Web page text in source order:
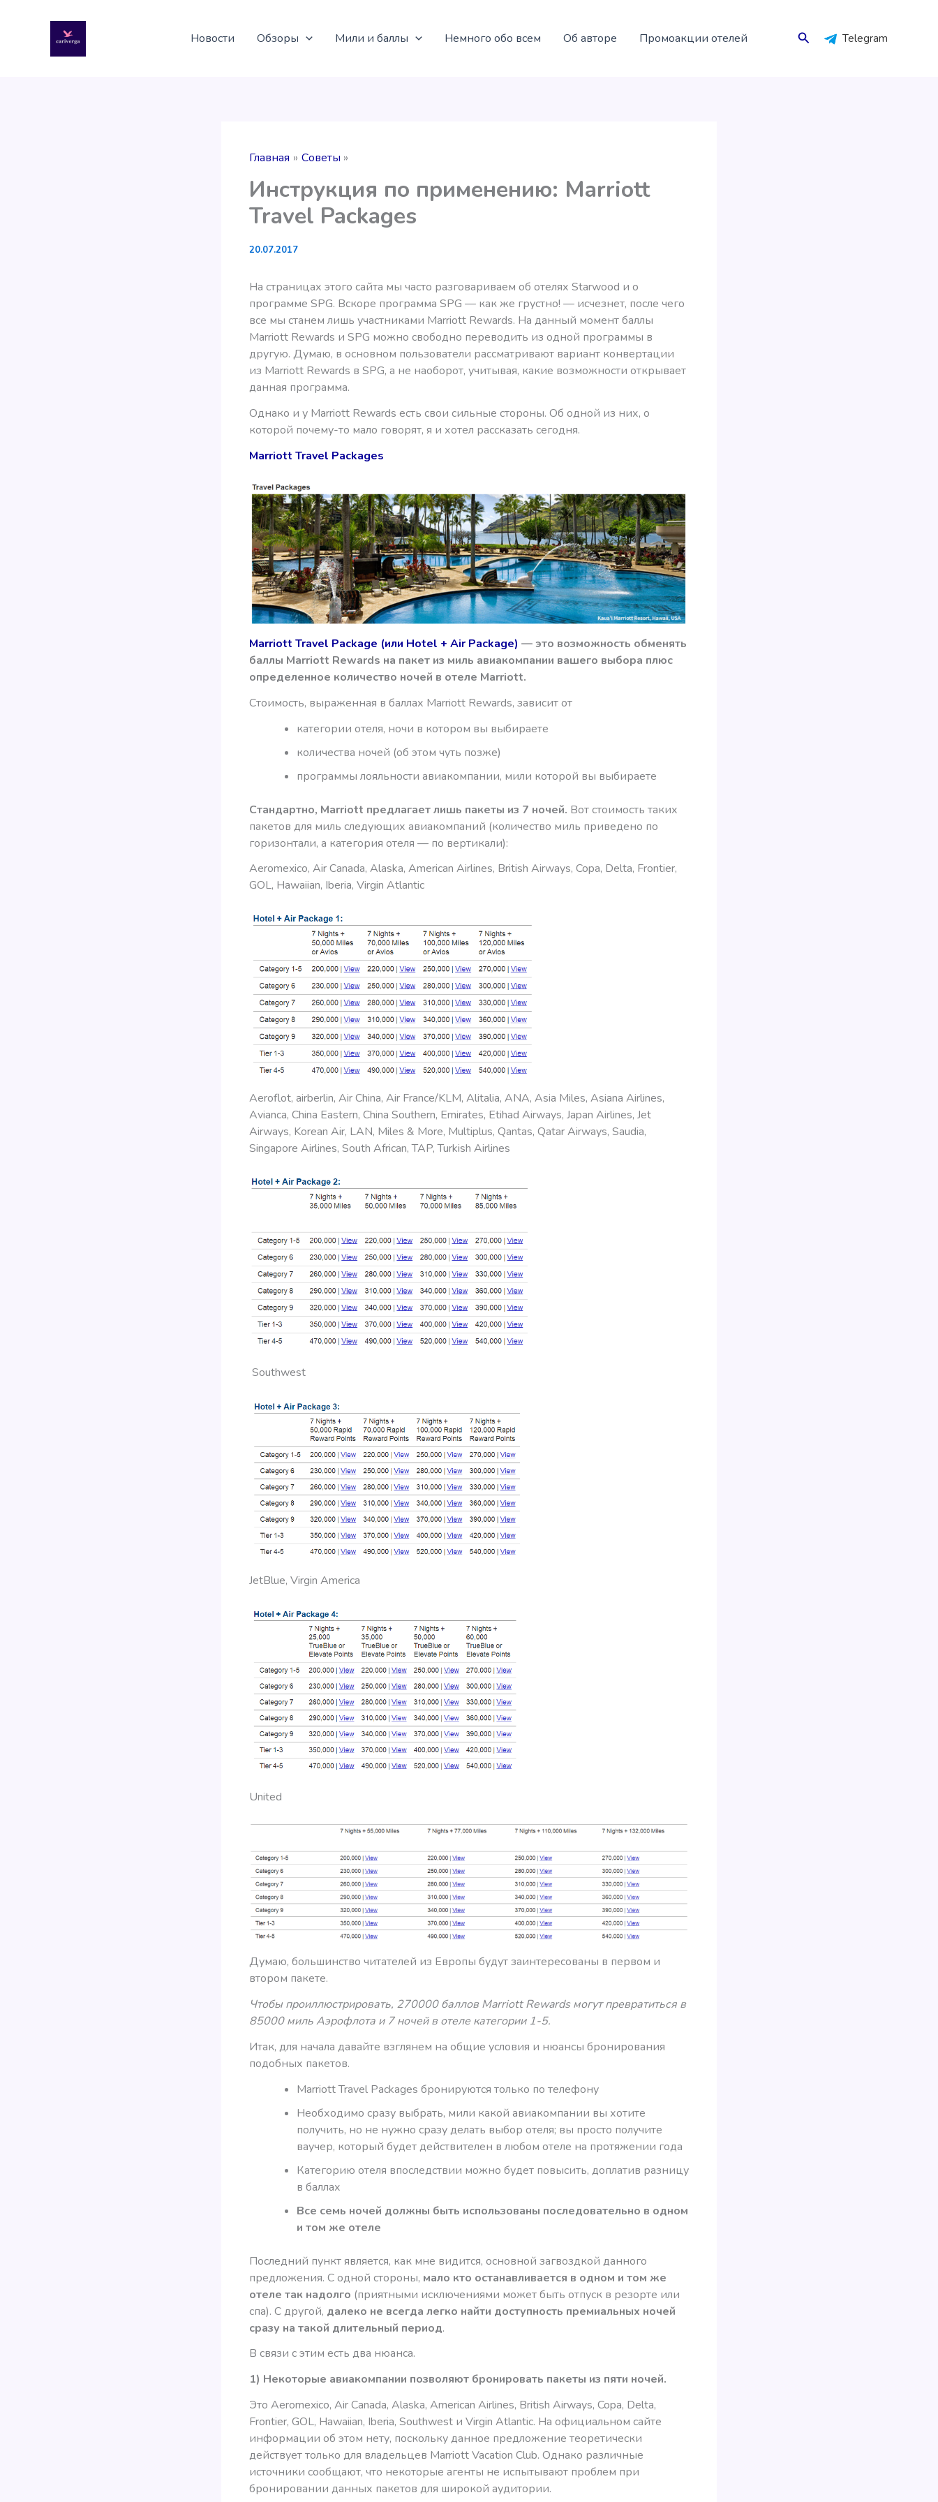
содержимому
Новости Обзоры Мили и баллы Немного обо всем Об авторе Промоакции отелей Поиск Telegram
Главная Советы
Инструкция по применению: Marriott
Travel Packages
20.07.2017
На страницах этого сайта мы часто разговариваем об отелях Starwood и о
программе SPG. Вскоре программа SPG — как же грустно! — исчезнет, после чего
все мы станем лишь участниками Marriott Rewards. На данный момент баллы
Marriott Rewards и SPG можно свободно переводить из одной программы в
другую. Думаю, в основном пользователи рассматривают вариант конвертации
из Marriott Rewards в SPG, а не наоборот, учитывая, какие возможности открывает
данная программа.
Однако и у Marriott Rewards есть свои сильные стороны. Об одной из них, о
которой почему-то мало говорят, я и хотел рассказать сегодня.
Marriott Travel Packages
Marriott Travel Package (или Hotel + Air Package) — это возможность обменять
баллы Marriott Rewards на пакет из миль авиакомпании вашего выбора плюс
определенное количество ночей в отеле Marriott.
Стоимость, выраженная в баллах Marriott Rewards, зависит от
категории отеля, ночи в котором вы выбираете
количества ночей (об этом чуть позже)
программы лояльности авиакомпании, мили которой вы выбираете
Стандартно, Marriott предлагает лишь пакеты из 7 ночей. Вот стоимость таких
пакетов для миль следующих авиакомпаний (количество миль приведено по
горизонтали, а категория отеля — по вертикали):
Aeromexico, Air Canada, Alaska, American Airlines, British Airways, Copa, Delta, Frontier,
GOL, Hawaiian, Iberia, Virgin Atlantic
Aeroflot, airberlin, Air China, Air France/KLM, Alitalia, ANA, Asia Miles, Asiana Airlines,
Avianca, China Eastern, China Southern, Emirates, Etihad Airways, Japan Airlines, Jet
Airways, Korean Air, LAN, Miles & More, Multiplus, Qantas, Qatar Airways, Saudia,
Singapore Airlines, South African, TAP, Turkish Airlines
Southwest
JetBlue, Virgin America
United
Думаю, большинство читателей из Европы будут заинтересованы в первом и
втором пакете.
Чтобы проиллюстрировать, 270000 баллов Marriott Rewards могут превратиться в
85000 миль Аэрофлота и 7 ночей в отеле категории 1-5.
Итак, для начала давайте взглянем на общие условия и нюансы бронирования
подобных пакетов.
Marriott Travel Packages бронируются только по телефону
Необходимо сразу выбрать, мили какой авиакомпании вы хотите
получить, но не нужно сразу делать выбор отеля; вы просто получите
ваучер, который будет действителен в любом отеле на протяжении года
Категорию отеля впоследствии можно будет повысить, доплатив разницу
в баллах
Все семь ночей должны быть использованы последовательно в одном
и том же отеле
Последний пункт является, как мне видится, основной загвоздкой данного
предложения. С одной стороны, мало кто останавливается в одном и том же
отеле так надолго (приятными исключениями может быть отпуск в резорте или
спа). С другой, далеко не всегда легко найти доступность премиальных ночей
сразу на такой длительный период.
В связи с этим есть два нюанса.
1) Некоторые авиакомпании позволяют бронировать пакеты из пяти ночей.
Это Aeromexico, Air Canada, Alaska, American Airlines, British Airways, Copa, Delta,
Frontier, GOL, Hawaiian, Iberia, Southwest и Virgin Atlantic. На официальном сайте
информации об этом нету, поскольку данное предложение теоретически
действует только для владельцев Marriott Vacation Сlub. Однако различные
источники сообщают, что некоторые агенты не испытывают проблем при
бронировании данных пакетов для широкой аудитории.